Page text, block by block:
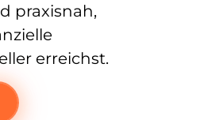
praxisnah,
erreichst.